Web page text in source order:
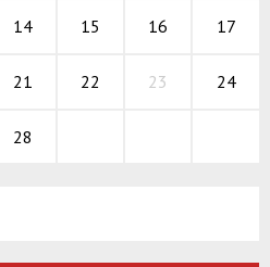
14 15 16 17
21 22 23 24
28